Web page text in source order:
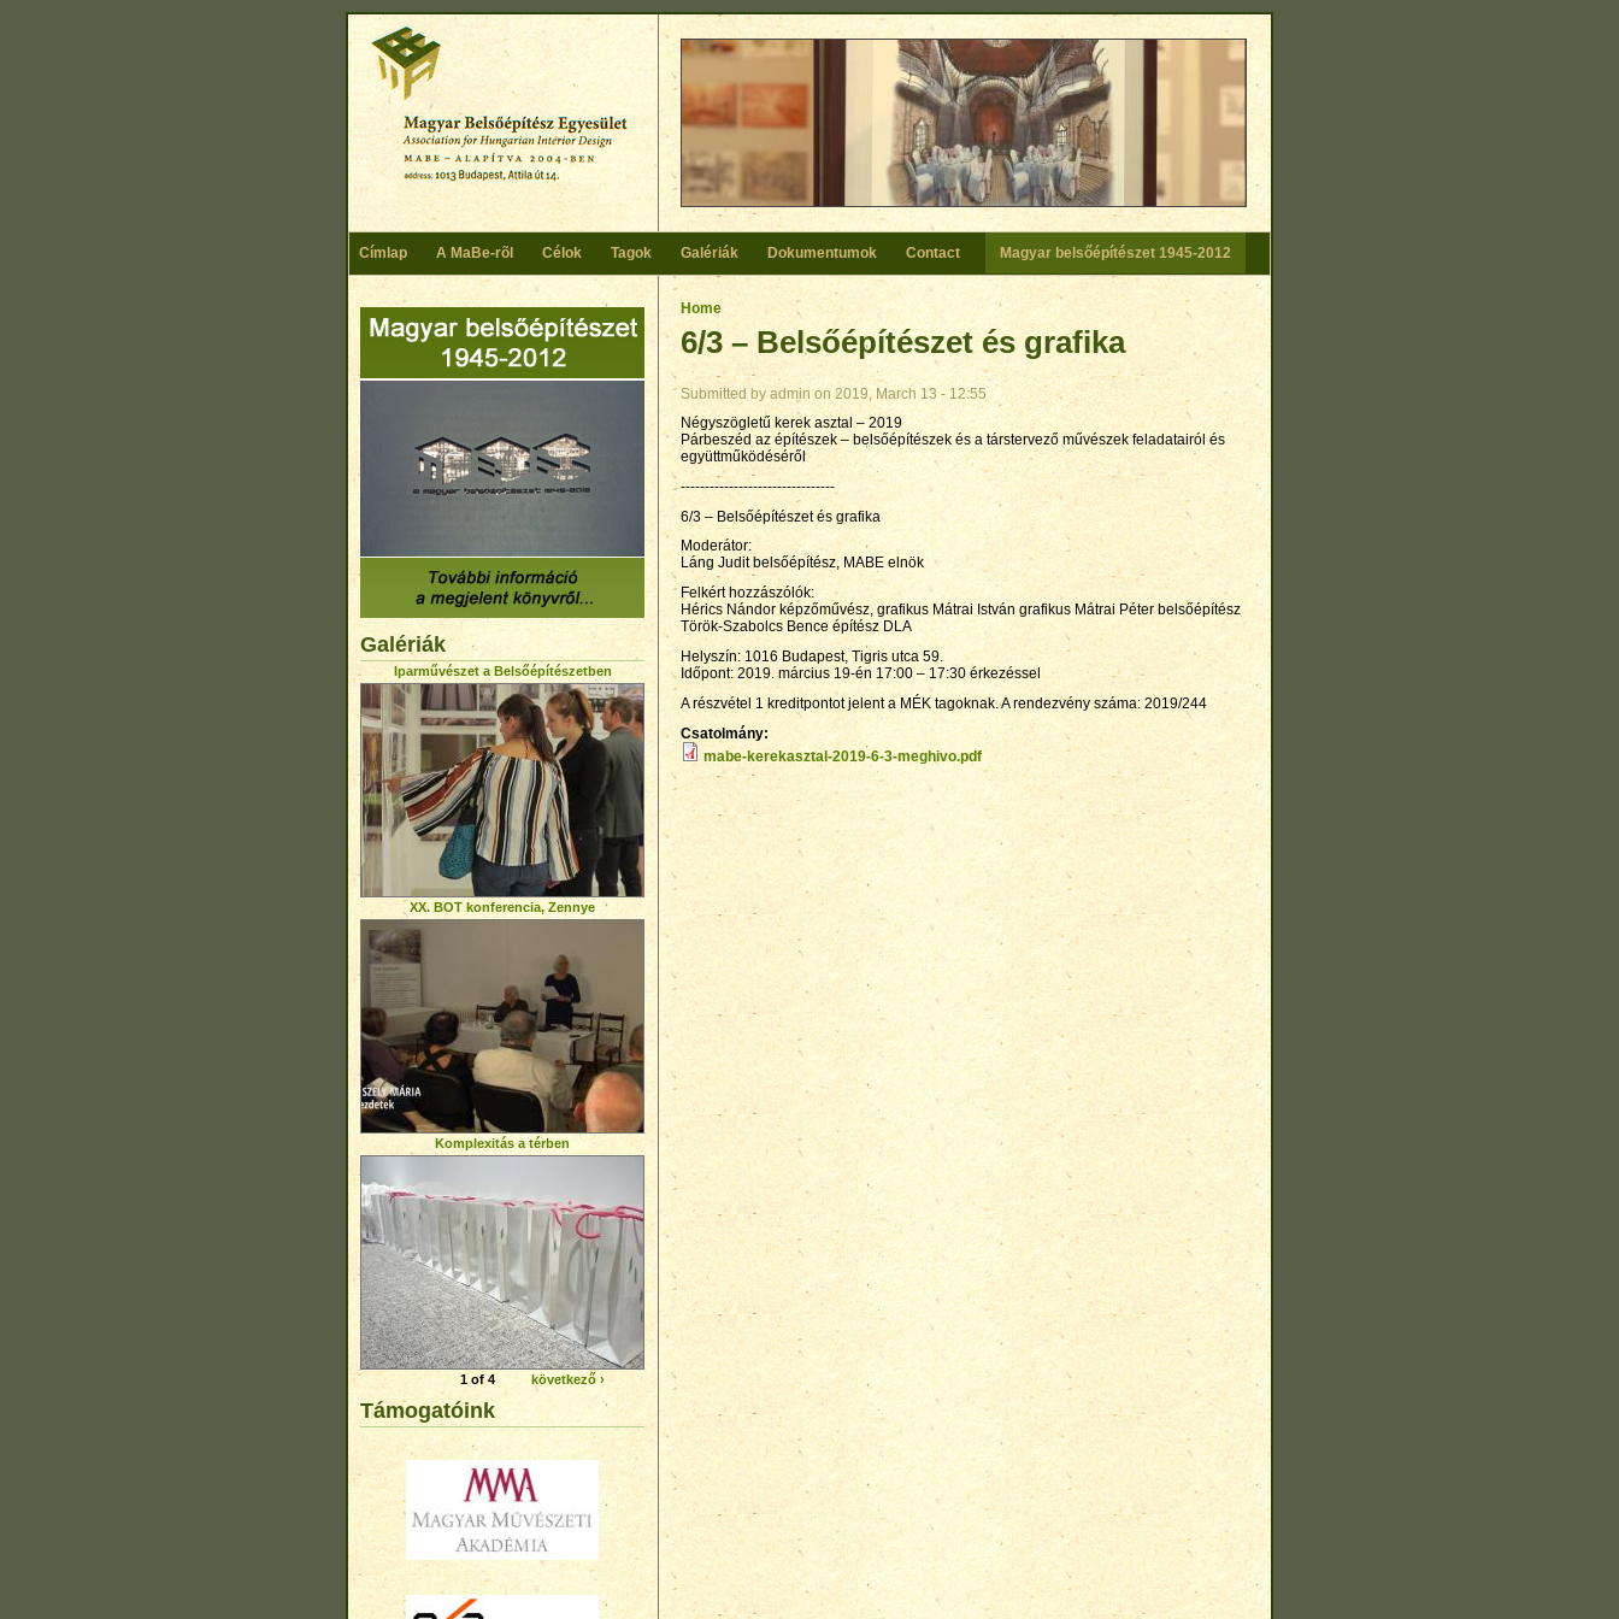
Címlap A MaBe-rõl Célok Tagok Galériák Dokumentumok Contact Magyar belsőépítészet 1945-2012
Galériák
Iparművészet a Belsőépítészetben
XX. BOT konferencia, Zennye
Komplexitás a térben
1 of 4 következő ›
Támogatóink
You are here
Home
6/3 – Belsőépítészet és grafika
Submitted by admin on 2019, March 13 - 12:55
Négyszögletű kerek asztal – 2019
Párbeszéd az építészek – belsőépítészek és a társtervező művészek feladatairól és
együttműködéséről
--------------------------------
6/3 – Belsőépítészet és grafika
Moderátor:
Láng Judit belsőépítész, MABE elnök
Felkért hozzászólók:
Hérics Nándor képzőművész, grafikus Mátrai István grafikus Mátrai Péter belsőépítész
Török-Szabolcs Bence építész DLA
Helyszín: 1016 Budapest, Tigris utca 59.
Időpont: 2019. március 19-én 17:00 – 17:30 érkezéssel
A részvétel 1 kreditpontot jelent a MÉK tagoknak. A rendezvény száma: 2019/244
Csatolmány:
mabe-kerekasztal-2019-6-3-meghivo.pdf